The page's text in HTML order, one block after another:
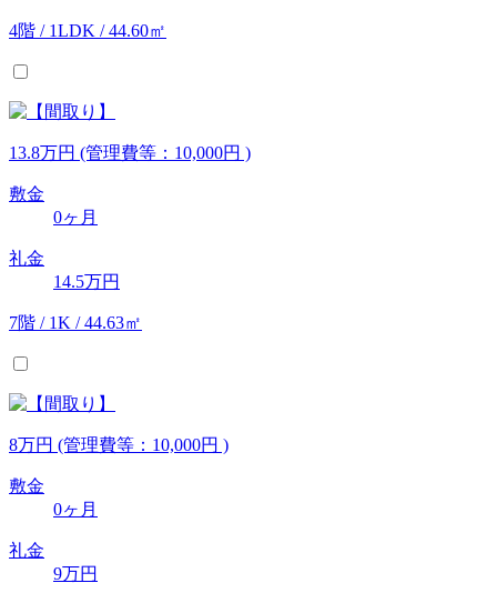
4階 / 1LDK / 44.60㎡
13.8万円 (管理費等：10,000円 )
敷金
0ヶ月
礼金
14.5万円
7階 / 1K / 44.63㎡
8万円 (管理費等：10,000円 )
敷金
0ヶ月
礼金
9万円